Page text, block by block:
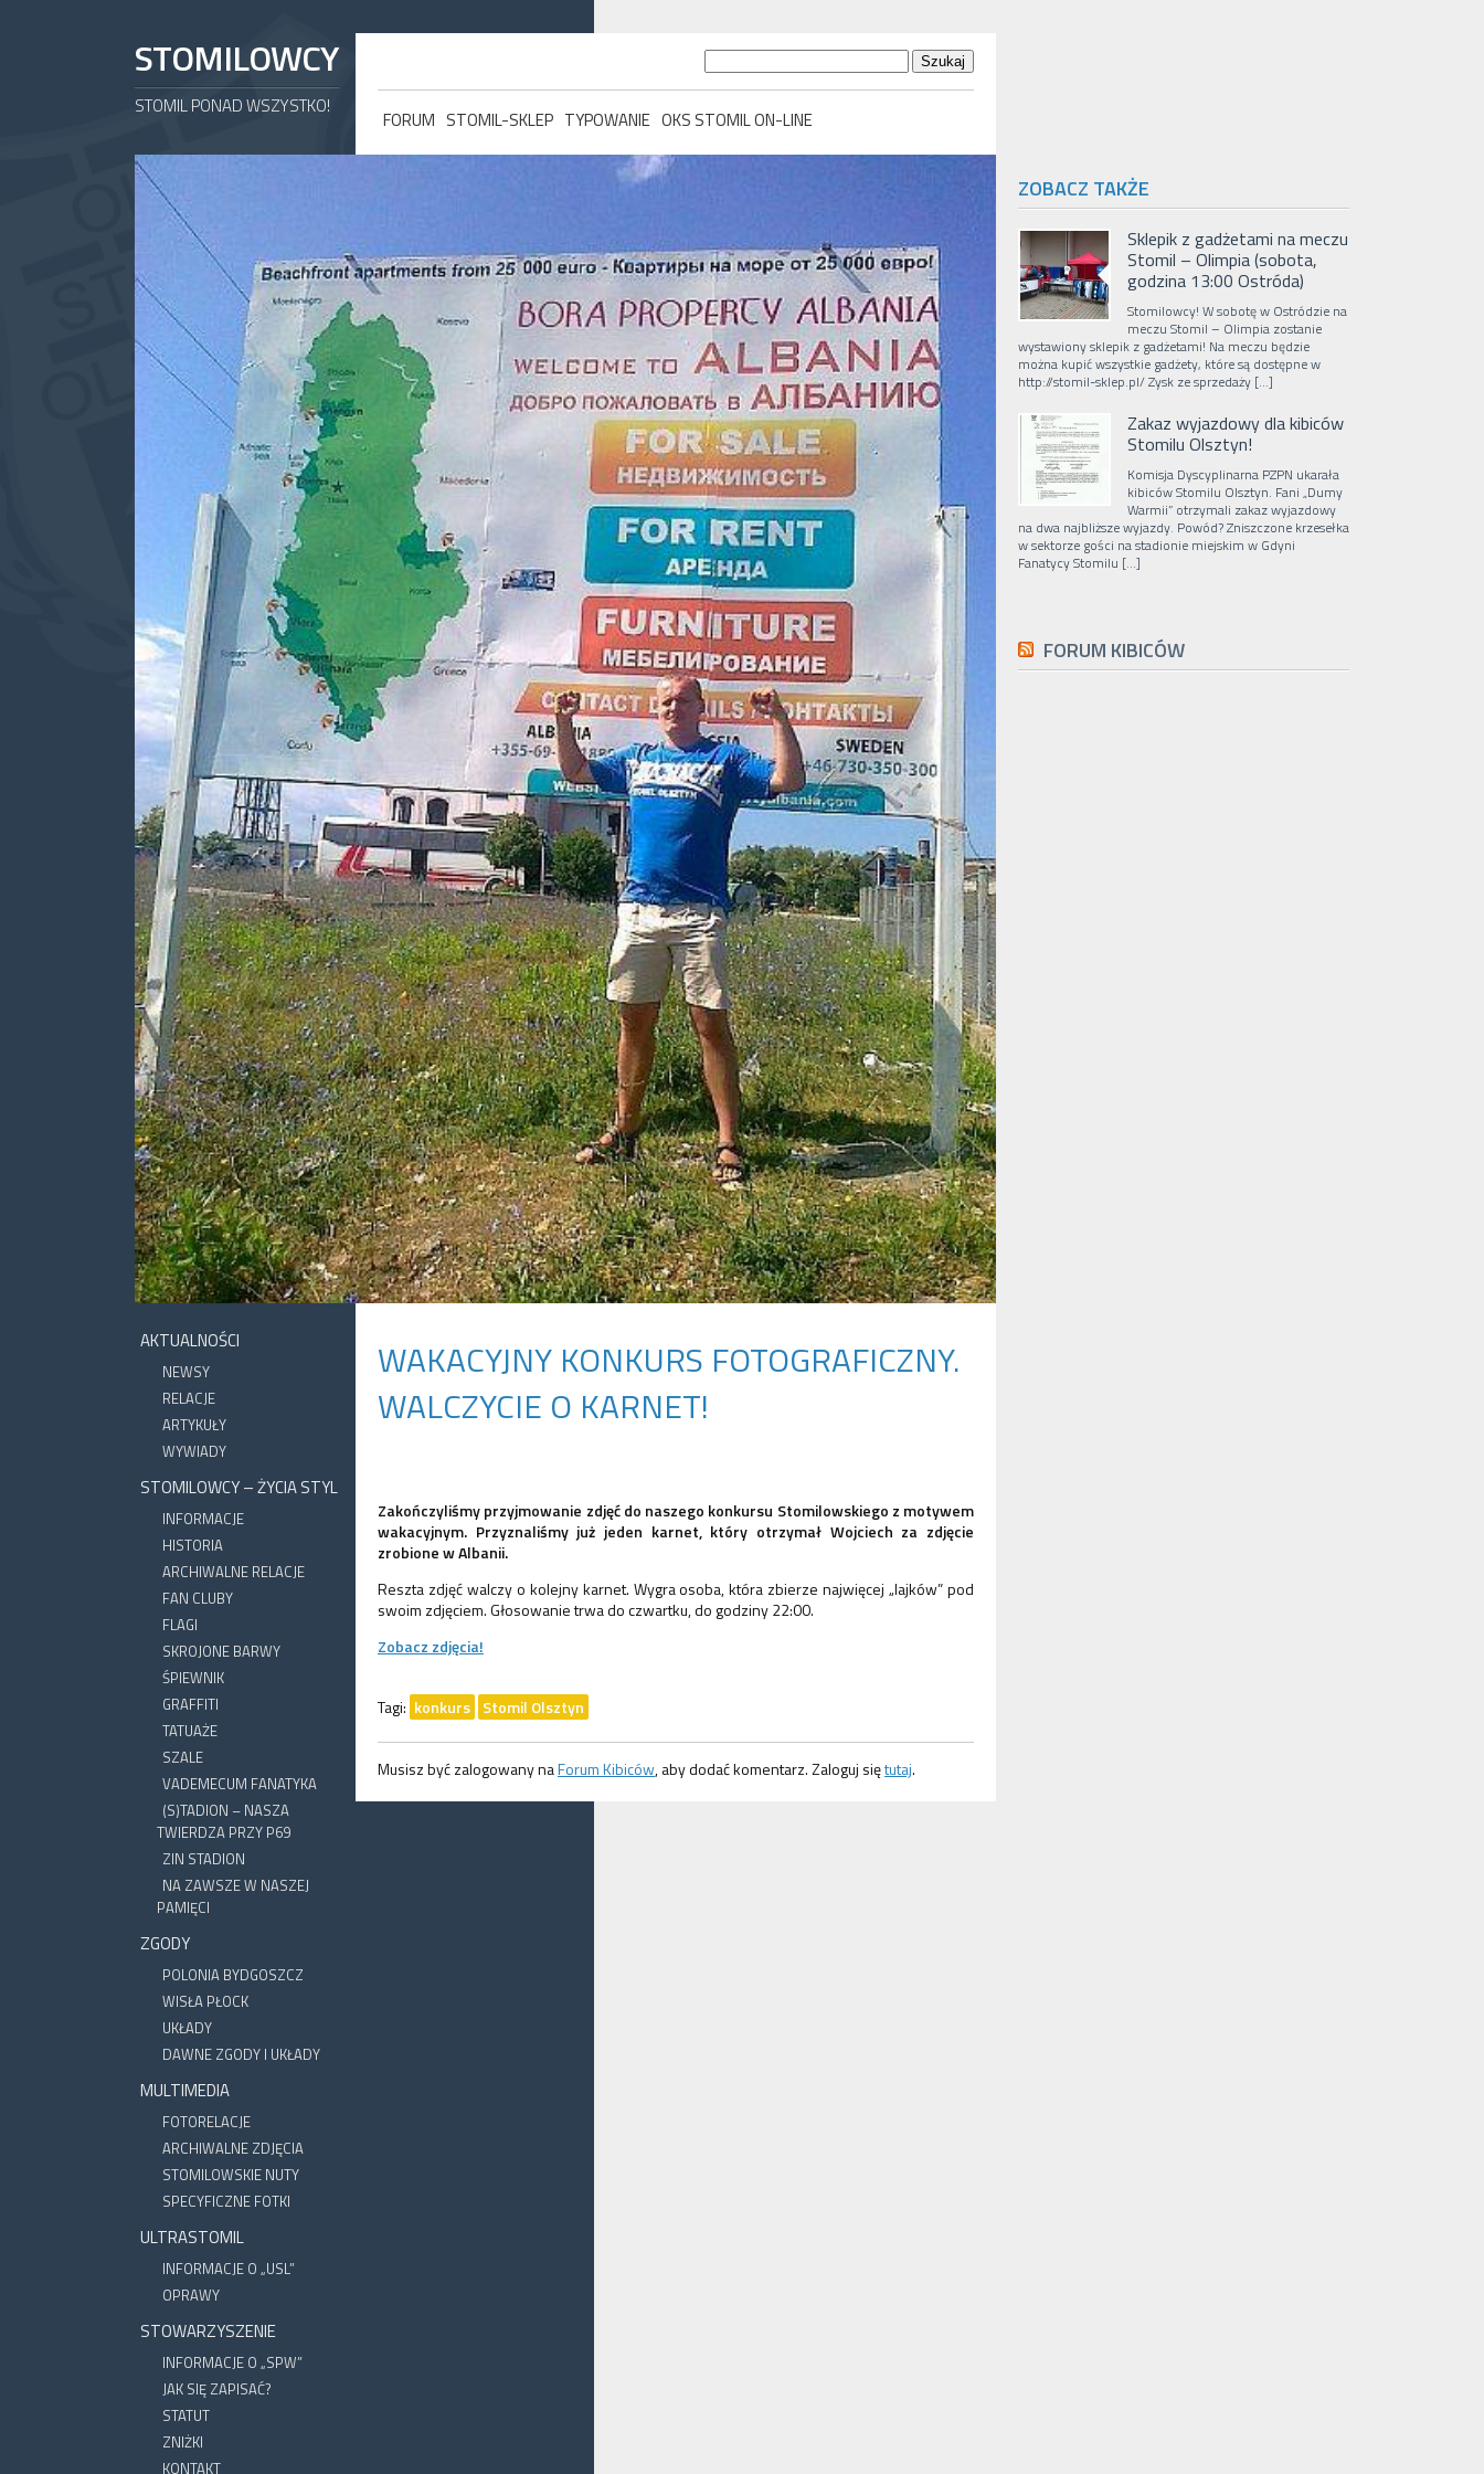
STOMILOWCY
STOMIL PONAD WSZYSTKO!
FORUM STOMIL-SKLEP TYPOWANIE OKS STOMIL ON-LINE
AKTUALNOŚCI
NEWSY
RELACJE
ARTYKUŁY
WYWIADY
STOMILOWCY – ŻYCIA STYL
INFORMACJE
HISTORIA
ARCHIWALNE RELACJE
FAN CLUBY
FLAGI
SKROJONE BARWY
ŚPIEWNIK
GRAFFITI
TATUAŻE
SZALE
VADEMECUM FANATYKA
(S)TADION – NASZA
TWIERDZA PRZY P69
ZIN STADION
NA ZAWSZE W NASZEJ
PAMIĘCI
ZGODY
POLONIA BYDGOSZCZ
WISŁA PŁOCK
UKŁADY
DAWNE ZGODY I UKŁADY
MULTIMEDIA
FOTORELACJE
ARCHIWALNE ZDJĘCIA
STOMILOWSKIE NUTY
SPECYFICZNE FOTKI
ULTRASTOMIL
INFORMACJE O „USL”
OPRAWY
STOWARZYSZENIE
INFORMACJE O „SPW”
JAK SIĘ ZAPISAĆ?
STATUT
ZNIŻKI
KONTAKT
WAKACYJNY KONKURS FOTOGRAFICZNY.
WALCZYCIE O KARNET!
Zakończyliśmy przyjmowanie zdjęć do naszego konkursu Stomilowskiego z motywem
wakacyjnym. Przyznaliśmy już jeden karnet, który otrzymał Wojciech za zdjęcie
zrobione w Albanii.
Reszta zdjęć walczy o kolejny karnet. Wygra osoba, która zbierze najwięcej „lajków” pod
swoim zdjęciem. Głosowanie trwa do czwartku, do godziny 22:00.
Zobacz zdjęcia!
Tagi: konkurs Stomil Olsztyn
Musisz być zalogowany naForum Kibiców, aby dodać komentarz. Zaloguj siętutaj.
ZOBACZ TAKŻE
Sklepik z gadżetami na meczu
Stomil – Olimpia (sobota,
godzina 13:00 Ostróda)
Stomilowcy! W sobotę w Ostródzie na
meczu Stomil – Olimpia zostanie
wystawiony sklepik z gadżetami! Na meczu będzie
można kupić wszystkie gadżety, które są dostępne w
http://stomil-sklep.pl/ Zysk ze sprzedaży […]
Zakaz wyjazdowy dla kibiców
Stomilu Olsztyn!
Komisja Dyscyplinarna PZPN ukarała
kibiców Stomilu Olsztyn. Fani „Dumy
Warmii” otrzymali zakaz wyjazdowy
na dwa najbliższe wyjazdy. Powód? Zniszczone krzesełka
w sektorze gości na stadionie miejskim w Gdyni
Fanatycy Stomilu […]
FORUM KIBICÓW